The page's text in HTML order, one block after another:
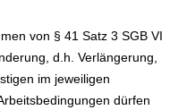
von § 41 Satz 3 SGB VI
d.h. Verlängerung,
im jeweiligen
dürfen